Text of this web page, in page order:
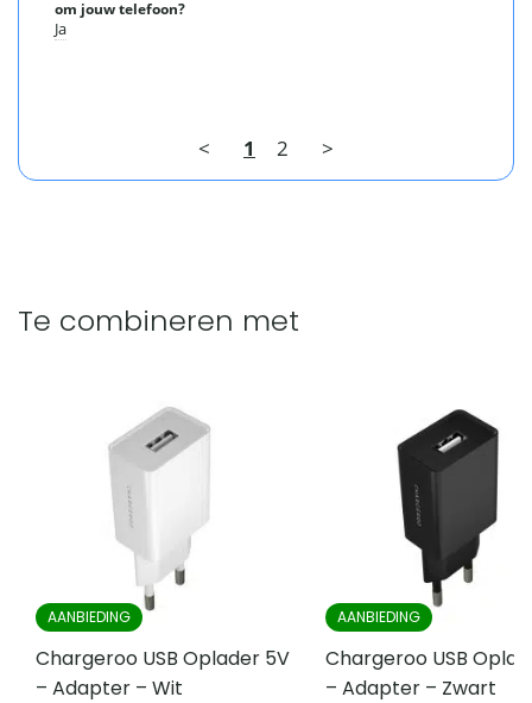
om jouw telefoon?
Ja
< 1 2 >
Te combineren met
AANBIEDING
Chargeroo USB Oplader 5V
– Adapter – Wit
AANBIEDING
Chargeroo USB
– Adapter – Zwart